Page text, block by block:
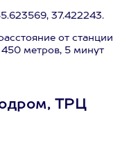
37.422243.
от станции
метров, 5 минут
ТРЦ